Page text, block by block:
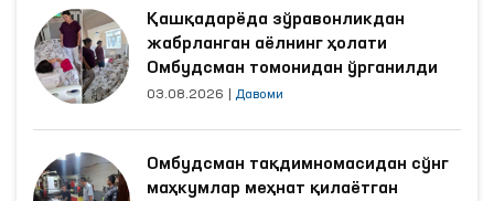
Қашқадарёда зўравонликдан
жабрланган аёлнинг ҳолати
Омбудсман томонидан ўрганилди
03.08.2026 Давоми
Омбудсман тақдимномасидан сўнг
маҳкумлар меҳнат қилаётган